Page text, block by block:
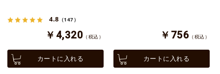
4.8 （147）
￥4,320 （税込）
カートに入れる
￥756 （税込）
カートに入れる